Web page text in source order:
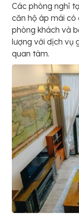
Các phòng nghỉ
căn hộ áp mái có
phòng khách và
lượng với dịch vụ
quan tâm.